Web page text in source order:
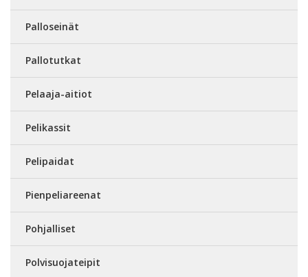
Palloseinät
Pallotutkat
Pelaaja-aitiot
Pelikassit
Pelipaidat
Pienpeliareenat
Pohjalliset
Polvisuojateipit